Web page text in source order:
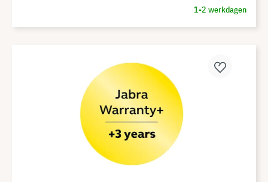
1-2 werkdagen